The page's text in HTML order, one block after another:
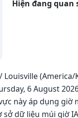
Hiện đang quan
6 August
này áp dụng
dữ liệu múi giờ